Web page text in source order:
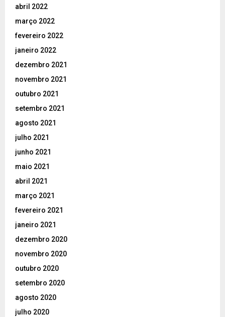
abril 2022
março 2022
fevereiro 2022
janeiro 2022
dezembro 2021
novembro 2021
outubro 2021
setembro 2021
agosto 2021
julho 2021
junho 2021
maio 2021
abril 2021
março 2021
fevereiro 2021
janeiro 2021
dezembro 2020
novembro 2020
outubro 2020
setembro 2020
agosto 2020
julho 2020